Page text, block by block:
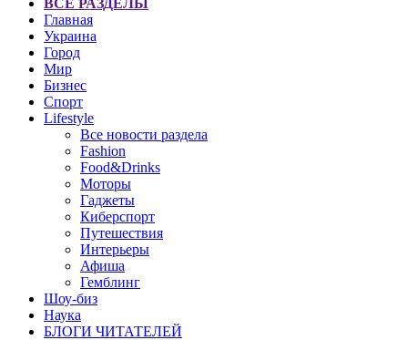
ВСЕ РАЗДЕЛЫ
Главная
Украина
Город
Мир
Бизнес
Спорт
Lifestyle
Все новости раздела
Fashion
Food&Drinks
Моторы
Гаджеты
Киберспорт
Путешествия
Интерьеры
Афиша
Гемблинг
Шоу-биз
Наука
БЛОГИ ЧИТАТЕЛЕЙ